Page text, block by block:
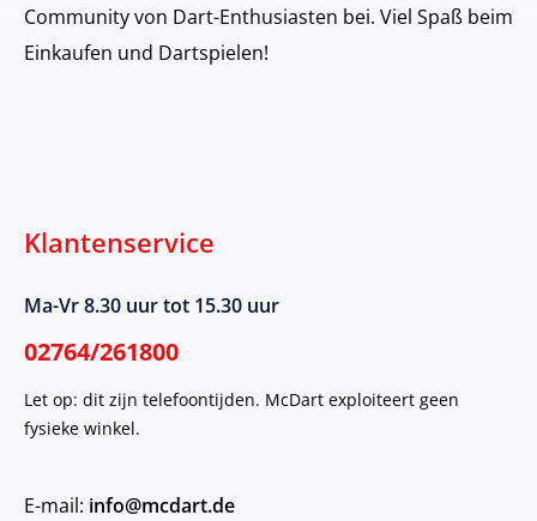
Community von Dart-Enthusiasten bei. Viel Spaß beim
Einkaufen und Dartspielen!
Klantenservice
Ma-Vr 8.30 uur tot 15.30 uur
02764/261800
Let op: dit zijn telefoontijden. McDart exploiteert geen
fysieke winkel.
E-mail: info@mcdart.de